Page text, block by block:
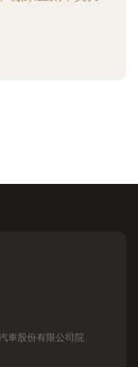
車股份有限公司院